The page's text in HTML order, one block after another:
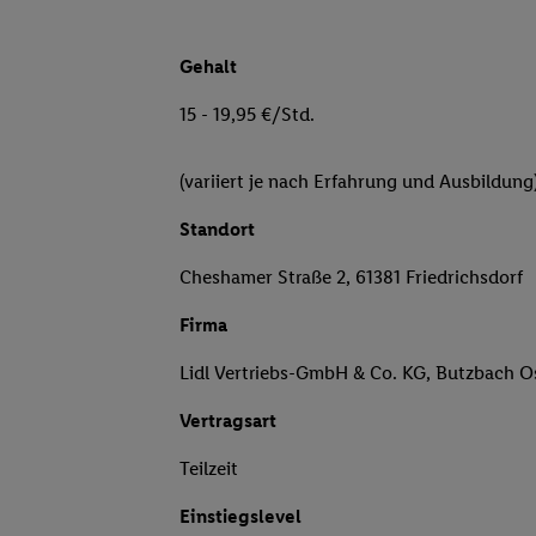
Gehalt
15 - 19,95 €/Std.
(variiert je nach Erfahrung und
Standort
Cheshamer Straße 2, 61381 Friedrichsdorf
Firma
Lidl Vertriebs-GmbH & Co. KG, Butzbach
Vertragsart
Teilzeit
Einstiegslevel